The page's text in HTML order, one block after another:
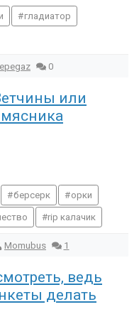
гладиатор
0
или
берсерк орки
rip калачик
Momubus 1
ведь
делать